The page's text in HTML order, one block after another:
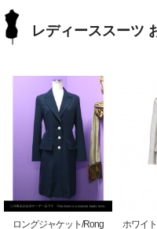
レディーススーツ
ロングジャケット/Rong
ホワイ